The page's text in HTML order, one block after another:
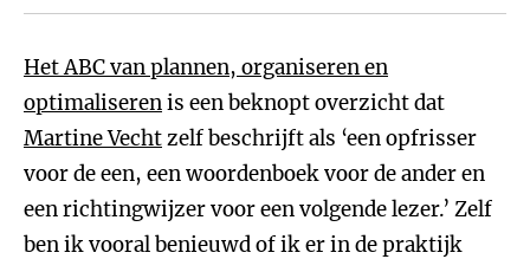
Het ABC van plannen, organiseren en
optimaliserenis een beknopt overzicht dat
Martine Vechtzelf beschrijft als ‘een opfrisser
voor de een, een woordenboek voor de ander en
een richtingwijzer voor een volgende lezer.’ Zelf
ben ik vooral benieuwd of ik er in de praktijk